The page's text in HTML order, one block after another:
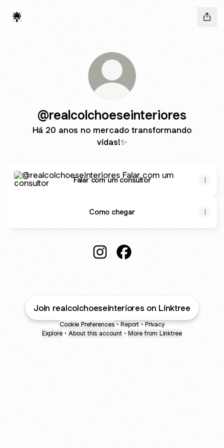
@realcolchoeseinteriores
Há 20 anos no mercado transformando
vidas!✨
Falar com um consultor
Como chegar
Join realcolchoeseinteriores on Linktree
Cookie Preferences • Report • Privacy
Explore • About this account • More from Linktree